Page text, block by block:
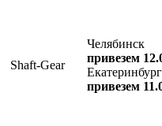
Shaft-Gear
Челябинск
привезем
Екатеринбург
привезем